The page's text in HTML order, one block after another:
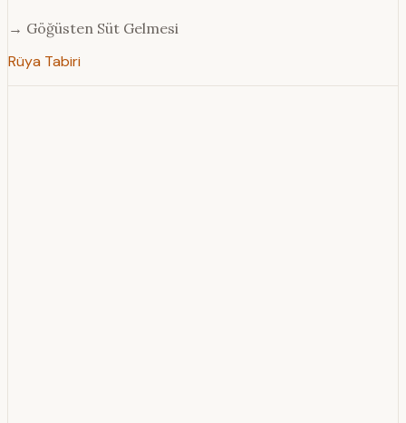
→ Göğüsten Süt Gelmesi
Rüya Tabiri